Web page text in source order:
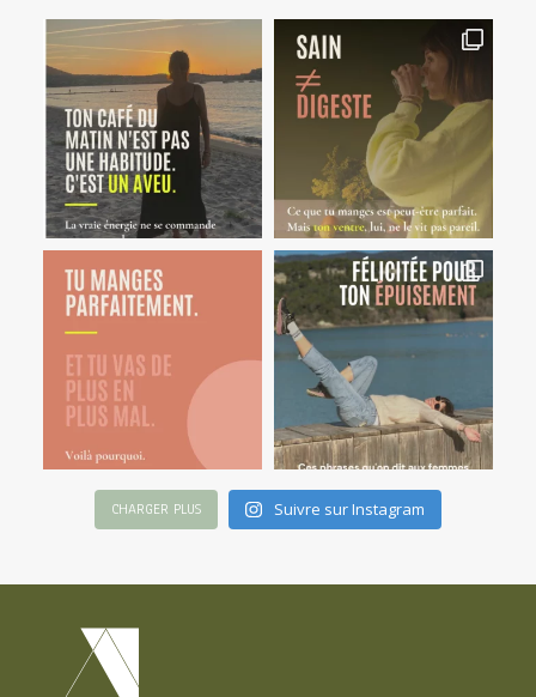
CHARGER PLUS Suivre sur Instagram